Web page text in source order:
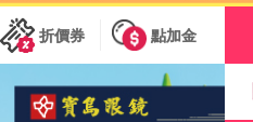
折價券 點加金